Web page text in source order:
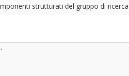
strutturati del gruppo di ricerca